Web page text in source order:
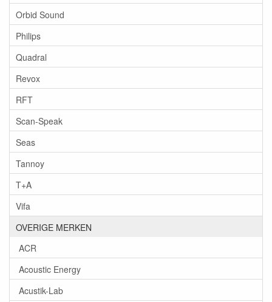
Orbid Sound
Philips
Quadral
Revox
RFT
Scan-Speak
Seas
Tannoy
T+A
Vifa
OVERIGE MERKEN
ACR
Acoustic Energy
Acustik-Lab